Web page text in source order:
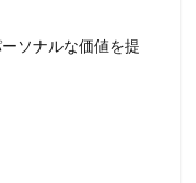
ソナルな価値を提